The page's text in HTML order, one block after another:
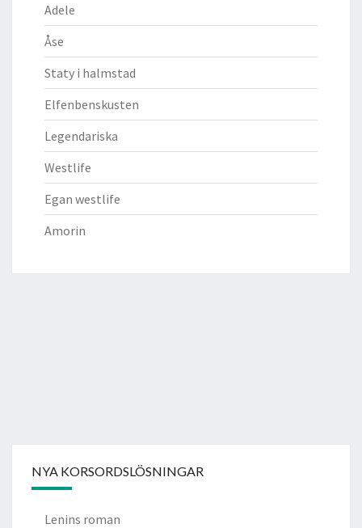
Adele
Åse
Staty i halmstad
Elfenbenskusten
Legendariska
Westlife
Egan westlife
Amorin
NYA KORSORDSLÖSNINGAR
Lenins roman